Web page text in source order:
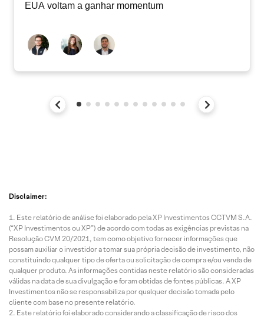
EUA voltam a ganhar momentum
Disclaimer:
Este relatório de análise foi elaborado pela XP Investimentos CCTVM S.A.
(“XP Investimentos ou XP”) de acordo com todas as exigências previstas na
Resolução CVM 20/2021, tem como objetivo fornecer informações que
possam auxiliar o investidor a tomar sua própria decisão de investimento, não
constituindo qualquer tipo de oferta ou solicitação de compra e/ou venda de
qualquer produto. As informações contidas neste relatório são consideradas
válidas na data de sua divulgação e foram obtidas de fontes públicas. A XP
Investimentos não se responsabiliza por qualquer decisão tomada pelo
cliente com base no presente relatório.
Este relatório foi elaborado considerando a classificação de risco dos